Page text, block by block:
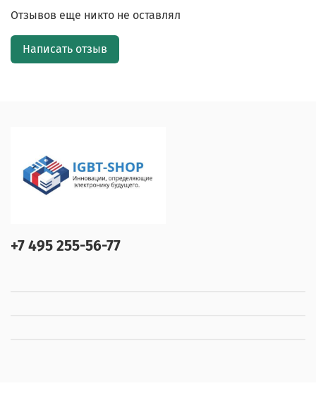
Отзывов еще никто не оставлял
Написать отзыв
+7 495 255-56-77